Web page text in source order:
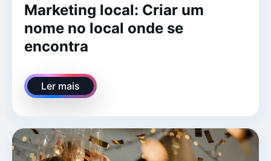
Marketing local: Criar um
nome no local onde se
encontra
Ler mais